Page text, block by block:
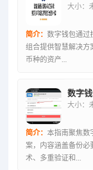
大小：
简介： 数字钱包通过
组合提供智慧解决方
币种的资产...
大小：
简介： 本指南聚焦数
案，内容涵盖备份必
术、多重验证和...